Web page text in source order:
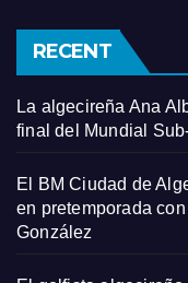
RECENT
La algecireña Ana
final del Mundial
El BM Ciudad de
en pretemporada
González